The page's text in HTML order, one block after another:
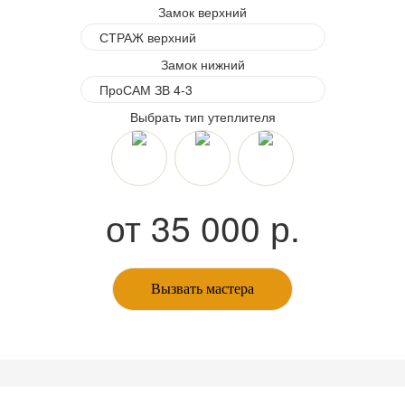
Замок верхний
Замок нижний
Выбрать тип утеплителя
от 35 000 р.
Вызвать мастера